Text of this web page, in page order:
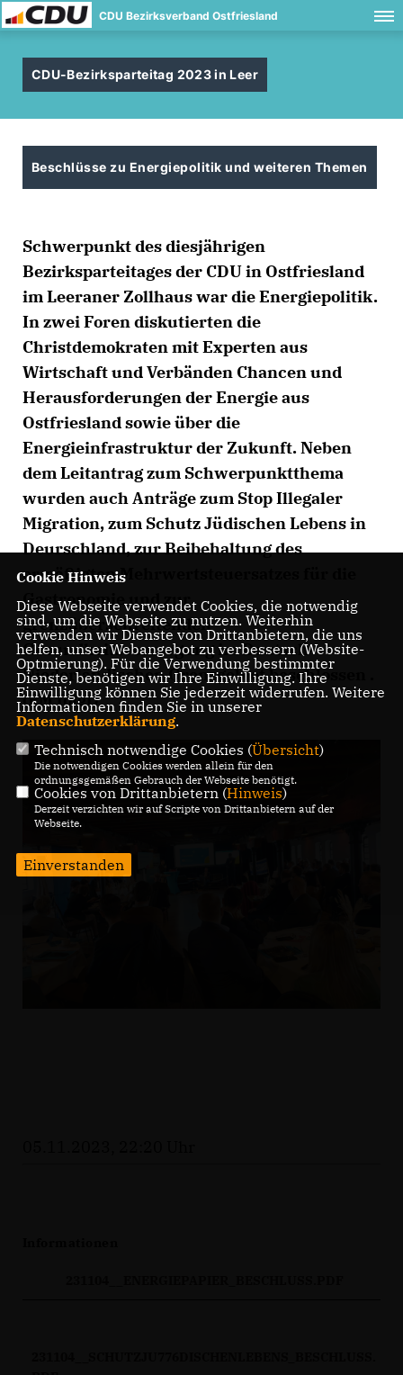
CDU Bezirksverband Ostfriesland
CDU-Bezirksparteitag 2023 in Leer
Beschlüsse zu Energiepolitik und weiteren Themen
Schwerpunkt des diesjährigen
Bezirksparteitages der CDU in Ostfriesland
im Leeraner Zollhaus war die Energiepolitik.
In zwei Foren diskutierten die
Christdemokraten mit Experten aus
Wirtschaft und Verbänden Chancen und
Herausforderungen der Energie aus
Ostfriesland sowie über die
Energieinfrastruktur der Zukunft. Neben
dem Leitantrag zum Schwerpunktthema
wurden auch Anträge zum Stop Illegaler
Migration, zum Schutz Jüdischen Lebens in
Deurschland, zur Beibehaltung des
ermäßigten Mehrwertsteuersatzes für die
Gastronomie und zur
grenzüberschreitenden
Gesundheitsversorgung im Deutsch-
Niederländischen Grenzgebiet beschlossen .
(PM folgt)
Cookie Hinweis
Diese Webseite verwendet Cookies, die notwendig
sind, um die Webseite zu nutzen. Weiterhin
verwenden wir Dienste von Drittanbietern, die uns
helfen, unser Webangebot zu verbessern (Website-
Optmierung). Für die Verwendung bestimmter
Dienste, benötigen wir Ihre Einwilligung. Ihre
Einwilligung können Sie jederzeit widerrufen. Weitere
Informationen finden Sie in unserer
Datenschutzerklärung.
Technisch notwendige Cookies (Übersicht)
Die notwendigen Cookies werden allein für den
ordnungsgemäßen Gebrauch der Webseite benötigt.
Cookies von Drittanbietern (Hinweis)
Derzeit verzichten wir auf Scripte von Drittanbietern auf der
Webseite.
Einverstanden